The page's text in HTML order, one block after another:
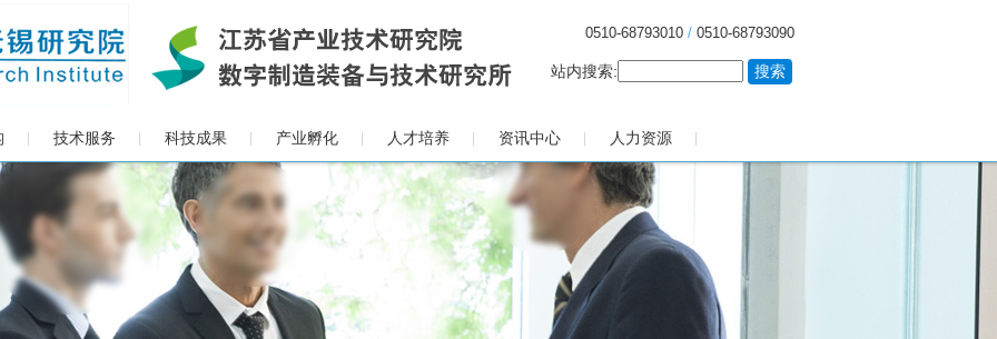
0510-68793010 / 0510-68793090
站内搜索:
技术服务 科技成果 产业孵化 人才培养 资讯中心 人力资源